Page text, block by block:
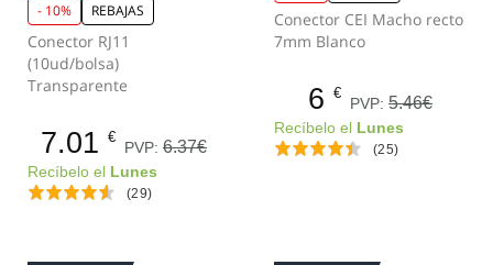
- 10% REBAJAS
Conector RJ11
(10ud/bolsa)
Transparente
7.01 €
PVP: 6.37€
Recíbelo el Lunes
(29)
Conector CEI Macho recto
7mm Blanco
6 €
PVP: 5.46€
Recíbelo el Lunes
(25)